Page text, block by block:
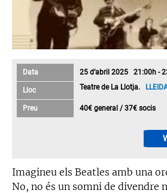
Data 25 d’abril 2025 21:00h -
Lloc Teatre de La Llotja.
Preu 40€ general / 37€ socis
Imagineu els Beatles amb una
No, no és un somni de divendre